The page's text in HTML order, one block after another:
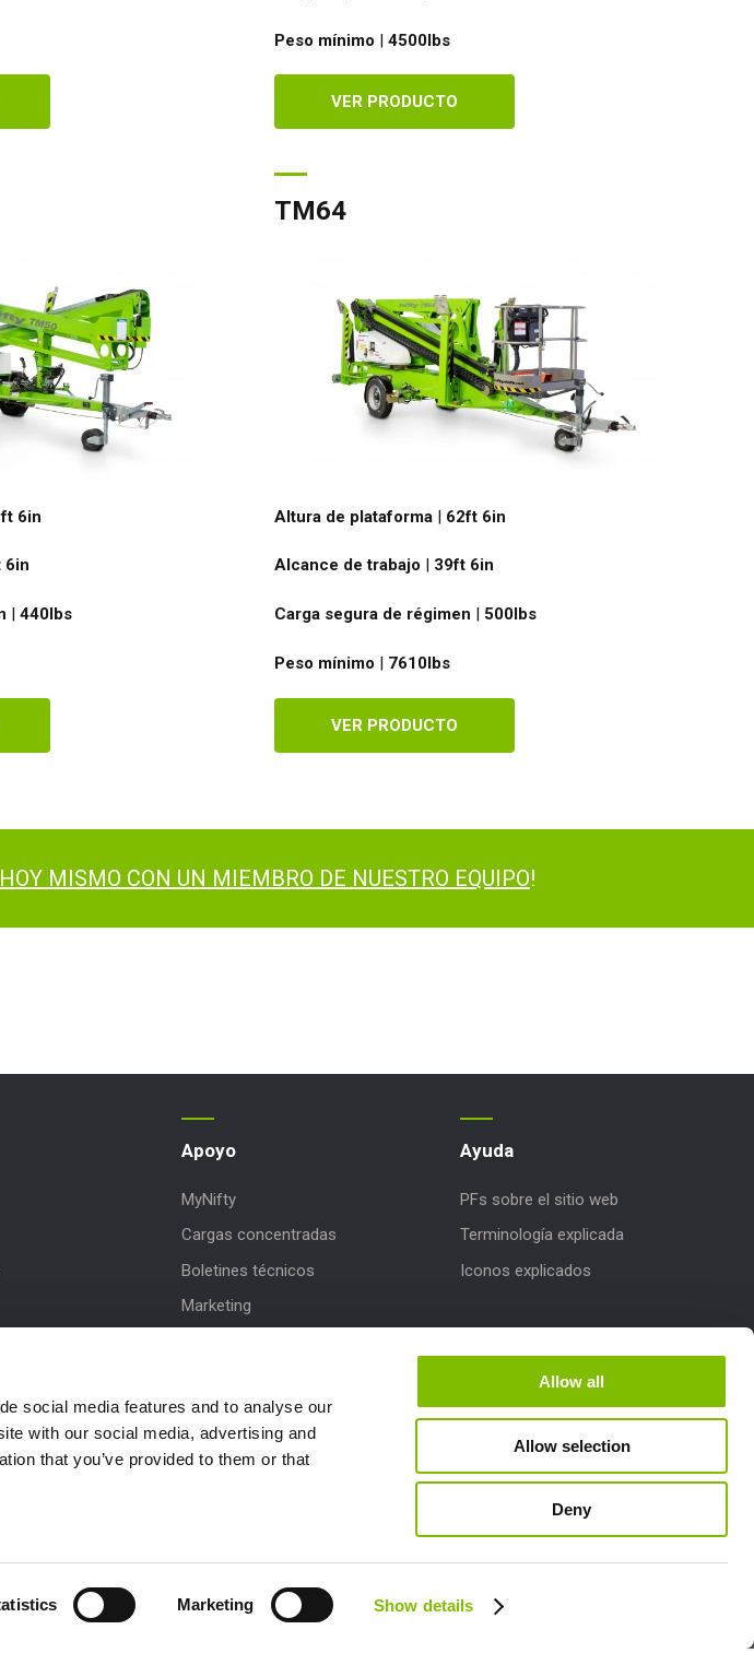
social media features and to analyse our
with our social media, advertising and
that you’ve provided to them or that
Marketing Show details
Allow all
Allow selection
Deny
Peso mínimo | 4500lbs
VER PRODUCTO
6in
6in
| 440lbs
TM64
Altura de plataforma| 62ft 6in
Alcance de trabajo 39ft 6in
Carga segura de régimen | 500lbs
Peso mínimo | 7610lbs
VER PRODUCTO
MISMO CON UN MIEMBRO DE NUESTRO EQUIPO!
Apoyo
MyNifty
Cargas concentradas
Boletines técnicos
Marketing
NiftyPRO
Ayuda
PFs sobre el sitio web
Terminología explicada
Iconos explicados
English
English
Français